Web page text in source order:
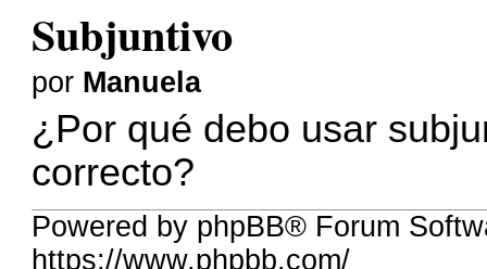
Subjuntivo
por Manuela
¿Por qué debo usar
correcto?
Powered by phpBB® Forum
https://www.phpbb.com/